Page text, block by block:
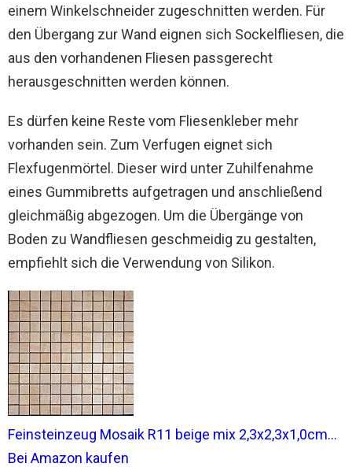
einem Winkelschneider zugeschnitten werden. Für
den Übergang zur Wand eignen sich Sockelfliesen, die
aus den vorhandenen Fliesen passgerecht
herausgeschnitten werden können.
Es dürfen keine Reste vom Fliesenkleber mehr
vorhanden sein. Zum Verfugen eignet sich
Flexfugenmörtel. Dieser wird unter Zuhilfenahme
eines Gummibretts aufgetragen und anschließend
gleichmäßig abgezogen. Um die Übergänge von
Boden zu Wandfliesen geschmeidig zu gestalten,
empfiehlt sich die Verwendung von Silikon.
Feinsteinzeug Mosaik R11 beige mix 2,3x2,3x1,0cm...
Bei Amazon kaufen